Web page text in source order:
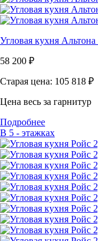
Угловая кухня
58 200 ₽
Старая цена: 105 818 ₽
Цена весь за гарнитур
Подробнее
В 5 - этажках